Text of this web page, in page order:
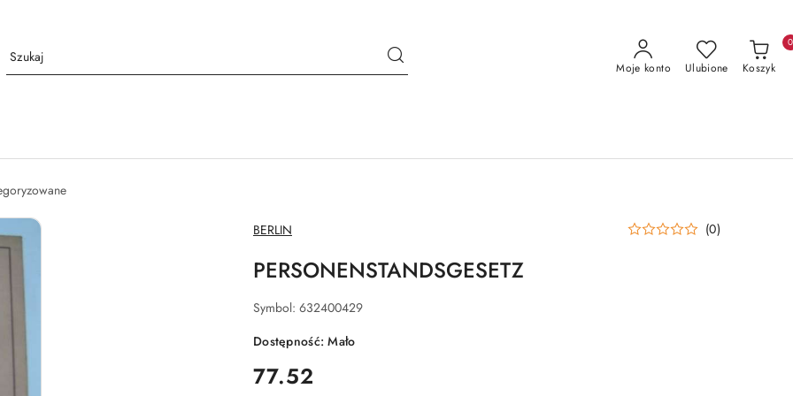
Moje konto Ulubione Koszyk
0
NAZWA
PRODUCENTA:
BERLIN (0)
PERSONENSTANDSGESETZ
Symbol: 632400429
Dostępność:Mało
cena:
77.52